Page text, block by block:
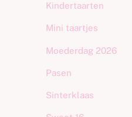
Kindertaarten
Mini taartjes
Moederdag 2026
Pasen
Sinterklaas